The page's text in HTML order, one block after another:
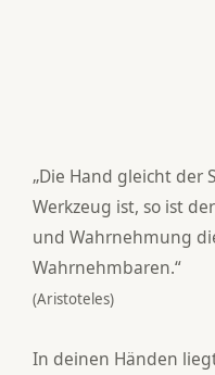
„Die Hand gleicht der
Werkzeug ist, so ist
und Wahrnehmung
Wahrnehmbaren.“
(Aristoteles)
In deinen Händen